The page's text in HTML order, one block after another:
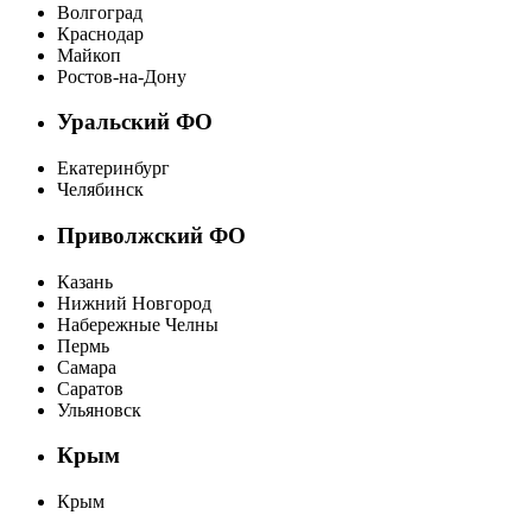
Волгоград
Краснодар
Майкоп
Ростов-на-Дону
Уральский ФО
Екатеринбург
Челябинск
Приволжский ФО
Казань
Нижний Новгород
Набережные Челны
Пермь
Самара
Саратов
Ульяновск
Крым
Крым